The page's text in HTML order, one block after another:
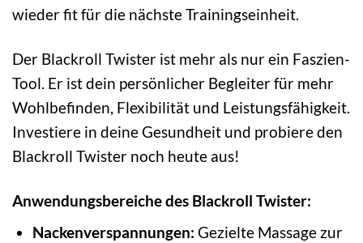
wieder fit für die nächste Trainingseinheit.
Der Blackroll Twister ist mehr als nur ein Faszien-
Tool. Er ist dein persönlicher Begleiter für mehr
Wohlbefinden, Flexibilität und Leistungsfähigkeit.
Investiere in deine Gesundheit und probiere den
Blackroll Twister noch heute aus!
Anwendungsbereiche des Blackroll Twister:
Nackenverspannungen: Gezielte Massage zur